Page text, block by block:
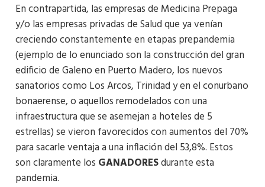
En contrapartida, las empresas de Medicina Prepaga
y/o las empresas privadas de Salud que ya venían
creciendo constantemente en etapas prepandemia
(ejemplo de lo enunciado son la construcción del gran
edificio de Galeno en Puerto Madero, los nuevos
sanatorios como Los Arcos, Trinidad y en el conurbano
bonaerense, o aquellos remodelados con una
infraestructura que se asemejan a hoteles de 5
estrellas) se vieron favorecidos con aumentos del 70%
para sacarle ventaja a una inflación del 53,8%. Estos
son claramente los GANADORESdurante esta
pandemia.